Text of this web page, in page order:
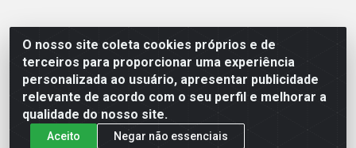
O nosso site coleta cookies próprios e de
terceiros para proporcionar uma experiência
personalizada ao usuário, apresentar publicidade
relevante de acordo com o seu perfil e melhorar a
qualidade do nosso site.
Aceito Negar não essenciais
Abreu & Silva - Rua Padre Jose de Souza Leite, 265 - Ariado,
Olho D'Água das Flores/AL - CEP 57.442-000 - CNPJ
04.790.656/0001-06